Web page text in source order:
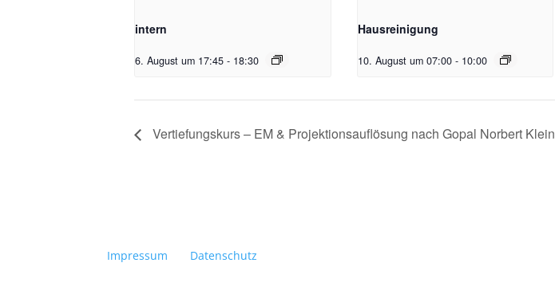
intern
6. August um 17:45 - 18:30
Hausreinigung
10. August um 07:00 - 10:00
Vertiefungskurs – EM & Projektionsauflösung nach Gopal Norbert Klein
Impressum Datenschutz